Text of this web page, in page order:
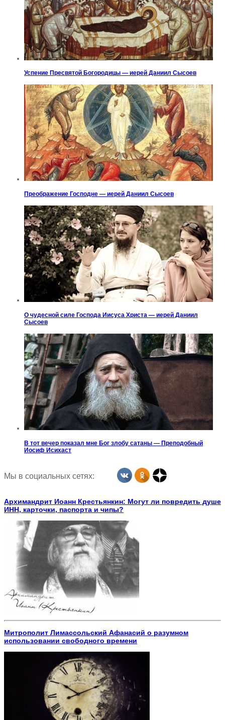
Успение Пресвятой Богородицы — иерей Даниил Сысоев
Преображение Господне — иерей Даниил Сысоев
О чудесной силе Господа Иисуса Христа — иерей Даниил
Сысоев
В тот вечер показал мне Бог злобу сатаны — Преподобный
Иосиф Исихаст
Мы в социальных сетях:
Архимандрит Иоанн Крестьянкин: Могут ли повредить душе
ИНН, карточки, паспорта и чипы?
Митрополит Лимассольский Афанасий о разумном
использовании свободного времени